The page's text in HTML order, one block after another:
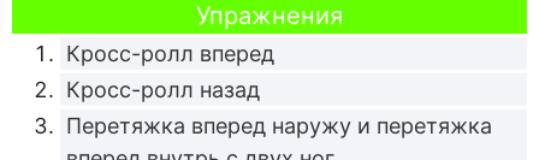
Упражнения
Кросс-ролл вперед
Кросс-ролл назад
Перетяжка вперед наружу и перетяжка